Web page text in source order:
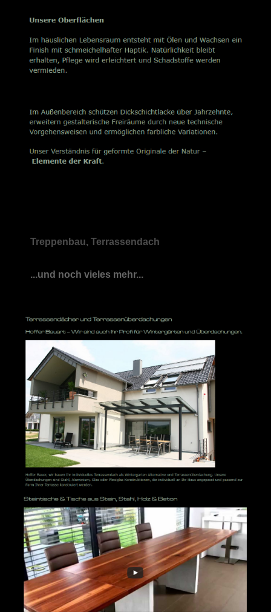
Treppenbau, Terrassendach
...und noch vieles mehr...